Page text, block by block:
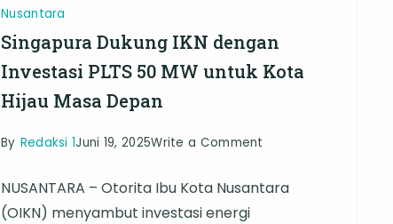
Nusantara
Singapura Dukung IKN dengan
Investasi PLTS 50 MW untuk Kota
Hijau Masa Depan
By Redaksi 1Juni 19, 2025Write a Comment
Dukung
NUSANTARA – Otorita Ibu Kota Nusantara
(OIKN) menyambut investasi energi